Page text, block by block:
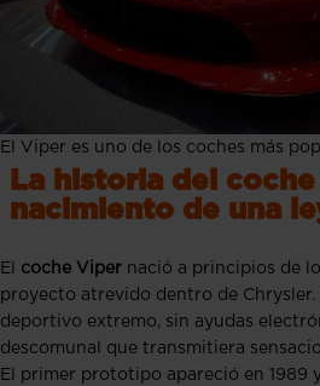
El Viper es uno de los coches más
La historia del coche
nacimiento de una
El coche Viper nació a principios de
proyecto atrevido dentro de Chrysler.
deportivo extremo, sin ayudas
descomunal que transmitiera
El primer prototipo apareció en 1989